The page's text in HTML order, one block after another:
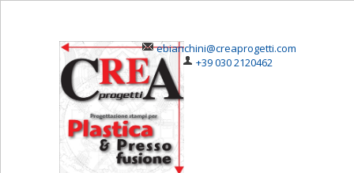
ebianchini@creaprogetti.com
+39 030 2120462